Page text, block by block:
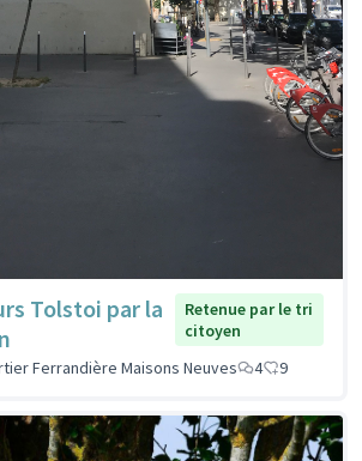
Tolstoi par la
Retenue par le tri
citoyen
Ferrandière Maisons Neuves
4 9